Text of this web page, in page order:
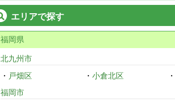
エリアで探す
福岡県
北九州市
・ 戸畑区 ・ 小倉北区 ・
福岡市